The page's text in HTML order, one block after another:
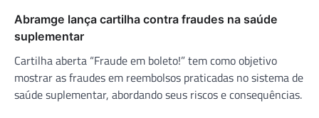
Abramge lança cartilha contra fraudes na saúde
suplementar
Cartilha aberta “Fraude em boleto!” tem como objetivo
mostrar as fraudes em reembolsos praticadas no sistema de
saúde suplementar, abordando seus riscos e consequências.